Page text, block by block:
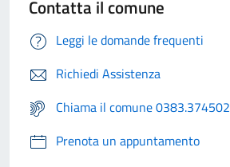
Contatta il comune
Leggi le domande frequenti
Richiedi Assistenza
Chiama il comune 0383.374502
Prenota un appuntamento